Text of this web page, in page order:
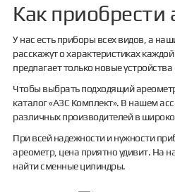
Как приобрести
У нас есть приборы всех видов, а
расскажут о характеристиках
предлагает только новые
Чтобы выбрать подходящий
каталог «АЗС Комплект». В нашем
различных производителей в
При всей надежности и нужности
ареометр, цена приятно удивит. На
найти сменные цилиндры.